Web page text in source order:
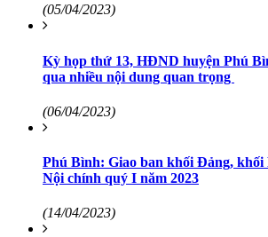
(05/04/2023)
Kỳ họp thứ 13, HĐND huyện Phú
qua nhiều nội dung quan trọng
(06/04/2023)
Phú Bình: Giao ban khối Đảng, khối
Nội chính quý I năm 2023
(14/04/2023)